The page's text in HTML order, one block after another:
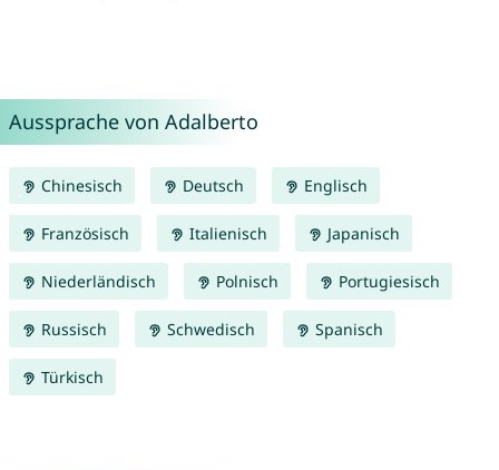
Aussprache von Adalberto
Chinesisch Deutsch Englisch
Französisch Italienisch Japanisch
Niederländisch Polnisch Portugiesisch
Russisch Schwedisch Spanisch
Türkisch